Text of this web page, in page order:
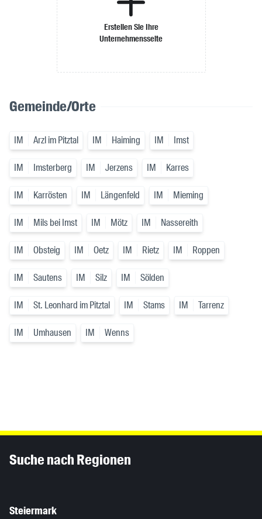
Erstellen Sie Ihre
Unternehmensseite
Gemeinde/Orte
IM Arzl im Pitztal IM Haiming IM Imst
IM Imsterberg IM Jerzens IM Karres
IM Karrösten IM Längenfeld IM Mieming
IM Mils bei Imst IM Mötz IM Nassereith
IM Obsteig IM Oetz IM Rietz IM Roppen
IM Sautens IM Silz IM Sölden
IM St. Leonhard im Pitztal IM Stams IM Tarrenz
IM Umhausen IM Wenns
Suche nach Regionen
Steiermark